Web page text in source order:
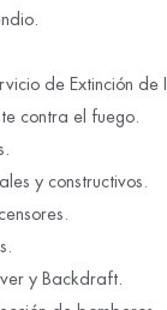
de Extinción de
contra el fuego.
y constructivos.
y Backdraft.